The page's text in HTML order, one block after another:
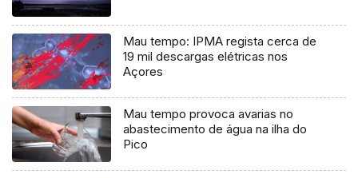
Mau tempo: IPMA regista cerca de
19 mil descargas elétricas nos
Açores
Mau tempo provoca avarias no
abastecimento de água na ilha do
Pico